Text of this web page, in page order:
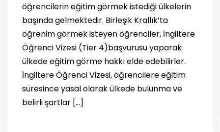
öğrencilerin eğitim görmek istediği ülkelerin
başında gelmektedir. Birleşik Krallık’ta
öğrenim görmek isteyen öğrenciler, İngiltere
Öğrenci Vizesi (Tier 4)başvurusu yaparak
ülkede eğitim görme hakkı elde edebilirler.
İngiltere Öğrenci Vizesi, öğrencilere eğitim
süresince yasal olarak ülkede bulunma ve
belirli şartlar […]